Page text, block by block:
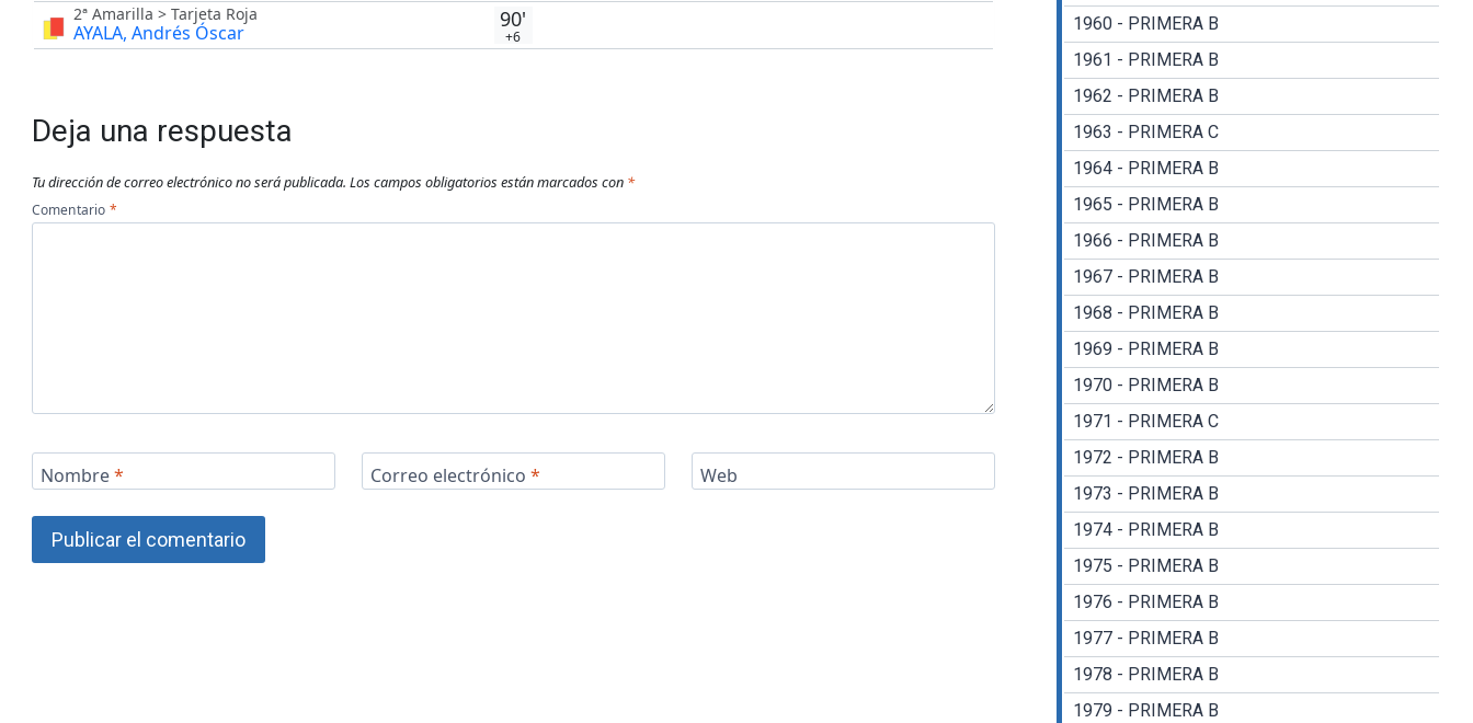
2ª Amarilla > Tarjeta Roja
AYALA, Andrés Óscar
90'
+6
Deja una respuesta
Tu dirección de correo electrónico no será publicada. Los campos obligatorios están marcados con *
Comentario *
Nombre* Correo electrónico * Web
1960 - PRIMERA B
1961 - PRIMERA B
1962 - PRIMERA B
1963 - PRIMERA C
1964 - PRIMERA B
1965 - PRIMERA B
1966 - PRIMERA B
1967 - PRIMERA B
1968 - PRIMERA B
1969 - PRIMERA B
1970 - PRIMERA B
1971 - PRIMERA C
1972 - PRIMERA B
1973 - PRIMERA B
1974 - PRIMERA B
1975 - PRIMERA B
1976 - PRIMERA B
1977 - PRIMERA B
1978 - PRIMERA B
1979 - PRIMERA B